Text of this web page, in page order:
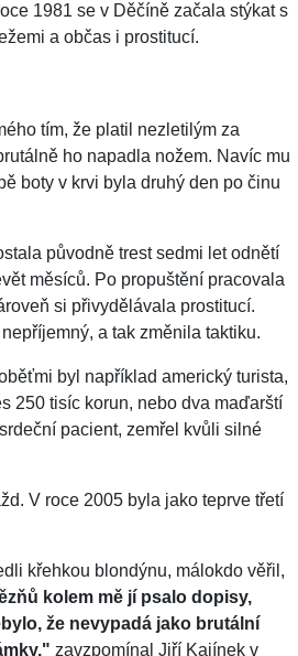
1981 se v Děčíně začala stýkat s
a občas i prostitucí.
tím, že platil nezletilým za
ho napadla nožem. Navíc mu
boty v krvi byla druhý den po činu
původně trest sedmi let odnětí
měsíců. Po propuštění pracovala
si přivydělávala prostitucí.
a tak změnila taktiku.
byl například americký turista,
250 tisíc korun, nebo dva maďarští
pacient, zemřel kvůli silné
V roce 2005 byla jako teprve třetí
křehkou blondýnu, málokdo věřil,
kolem mě jí psalo dopisy,
že nevypadá jako brutální
zavzpomínal Jiří Kajínek v